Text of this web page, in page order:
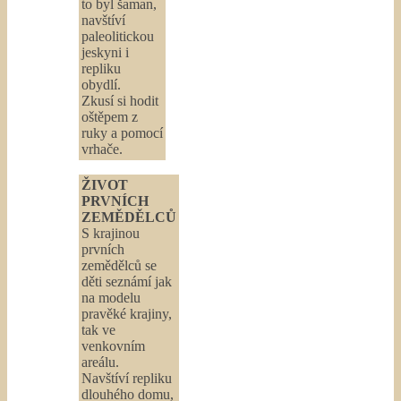
to byl šaman,
navštíví
paleolitickou
jeskyni i
repliku
obydlí.
Zkusí si hodit
oštěpem z
ruky a pomocí
vrhače.
ŽIVOT
PRVNÍCH
ZEMĚDĚLCŮ
S krajinou
prvních
zemědělců se
děti seznámí jak
na modelu
pravěké krajiny,
tak ve
venkovním
areálu.
Navštíví repliku
dlouhého domu,